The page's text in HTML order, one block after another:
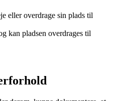
eller overdrage sin plads til
kan pladsen overdrages til